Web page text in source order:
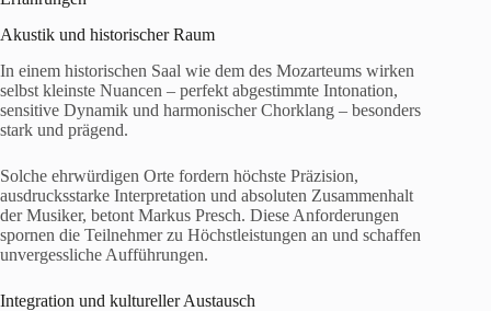
Akustik und historischer Raum
In einem historischen Saal wie dem des Mozarteums wirken
selbst kleinste Nuancen – perfekt abgestimmte Intonation,
sensitive Dynamik und harmonischer Chorklang – besonders
stark und prägend.
Solche ehrwürdigen Orte fordern höchste Präzision,
ausdrucksstarke Interpretation und absoluten Zusammenhalt
der Musiker, betont Markus Presch. Diese Anforderungen
spornen die Teilnehmer zu Höchstleistungen an und schaffen
unvergessliche Aufführungen.
Integration und kultureller Austausch